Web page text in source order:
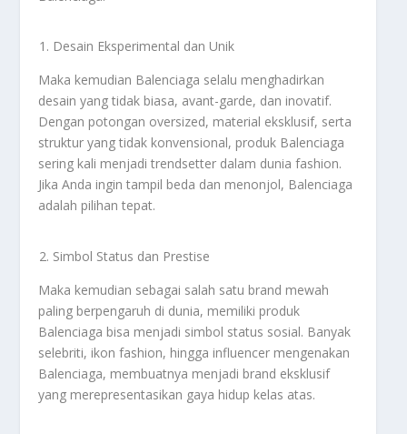
Desain Eksperimental dan Unik
Maka kemudian Balenciaga selalu menghadirkan
desain yang tidak biasa, avant-garde, dan inovatif.
Dengan potongan oversized, material eksklusif, serta
struktur yang tidak konvensional, produk Balenciaga
sering kali menjadi trendsetter dalam dunia fashion.
Jika Anda ingin tampil beda dan menonjol, Balenciaga
adalah pilihan tepat.
Simbol Status dan Prestise
Maka kemudian sebagai salah satu brand mewah
paling berpengaruh di dunia, memiliki produk
Balenciaga bisa menjadi simbol status sosial. Banyak
selebriti, ikon fashion, hingga influencer mengenakan
Balenciaga, membuatnya menjadi brand eksklusif
yang merepresentasikan gaya hidup kelas atas.